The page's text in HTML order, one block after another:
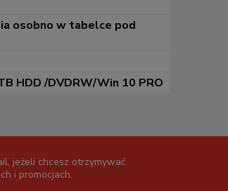
osobno w tabelce pod
HDD /DVDRW/Win 10 PRO
jeżeli chcesz otrzymywać
i promocjach.